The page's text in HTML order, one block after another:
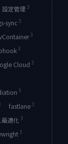
設定管理 3
sync3
3
3
Cloud 3
3
fastlane 3
適化 3
3